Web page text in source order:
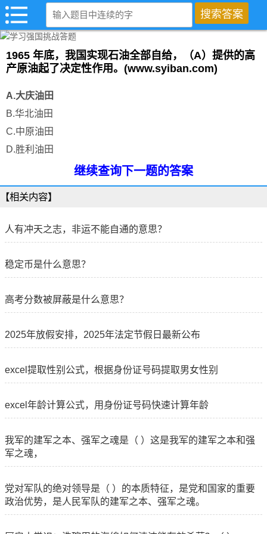
1965 年底，我国实现石油全部自给，（A）提供的高
产原油起了决定性作用。(www.syiban.com)
A.大庆油田
B.华北油田
C.中原油田
D.胜利油田
继续查询下一题的答案
【相关内容】
人有冲天之志，非运不能自通的意思？
稳定币是什么意思？
高考分数被屏蔽是什么意思？
2025年放假安排，2025年法定节假日最新公布
excel提取性别公式，根据身份证号码提取男女性别
excel年龄计算公式，用身份证号码快速计算年龄
我军的建军之本、强军之魂是（ ）这是我军的建军之本和强
军之魂，
党对军队的绝对领导是（ ）的本质特征，是党和国家的重要
政治优势，是人民军队的建军之本、强军之魂。